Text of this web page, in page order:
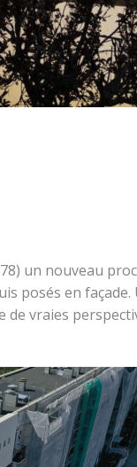
un nouveau
posés en
vraies